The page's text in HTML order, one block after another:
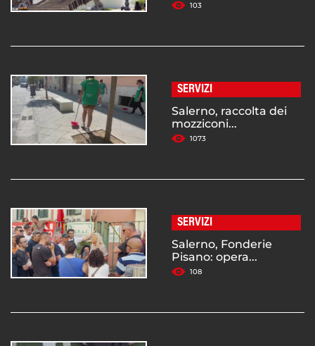
103
SERVIZI
Salerno, raccolta dei
mozziconi...
1073
SERVIZI
Salerno, Fonderie
Pisano: opera...
108